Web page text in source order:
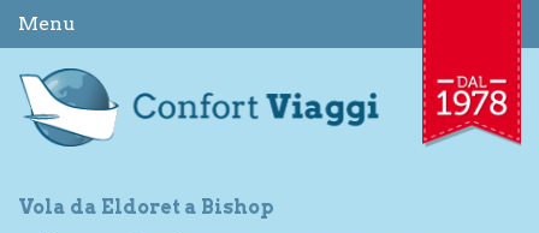
Menu
Vola da Eldoret a Bishop